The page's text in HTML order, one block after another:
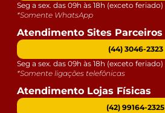
Seg a sex. das 09h às 18h (exceto feriado)
*Somente WhatsApp
Atendimento Sites Parceiros
(44) 3046-2323
Seg a sex. das 09h às 18h (exceto feriado)
*Somente ligações telefônicas
Atendimento Lojas Físicas
(42) 99164-2325